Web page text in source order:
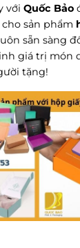
với Quốc Bảo
sản phẩm
sẵn sàng
giá trị món
tặng!